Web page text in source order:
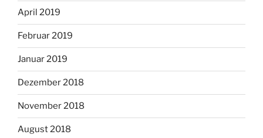
April 2019
Februar 2019
Januar 2019
Dezember 2018
November 2018
August 2018